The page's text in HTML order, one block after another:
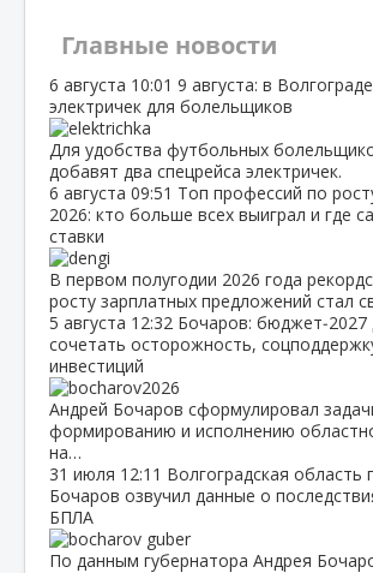
Главные новости
6 августа 10:01 9 августа: в
электричек для болельщиков
Для удобства футбольных
добавят два спецрейса электричек.
6 августа 09:51 Топ профессий по
2026: кто больше всех выиграл и где
ставки
В первом полугодии 2026 года
росту зарплатных предложений стал
5 августа 12:32 Бочаров:
сочетать осторожность,
инвестиций
Андрей Бочаров сформулировал
формированию и исполнению
на…
31 июля 12:11 Волгоградская область
Бочаров озвучил данные о
БПЛА
По данным губернатора Андрея